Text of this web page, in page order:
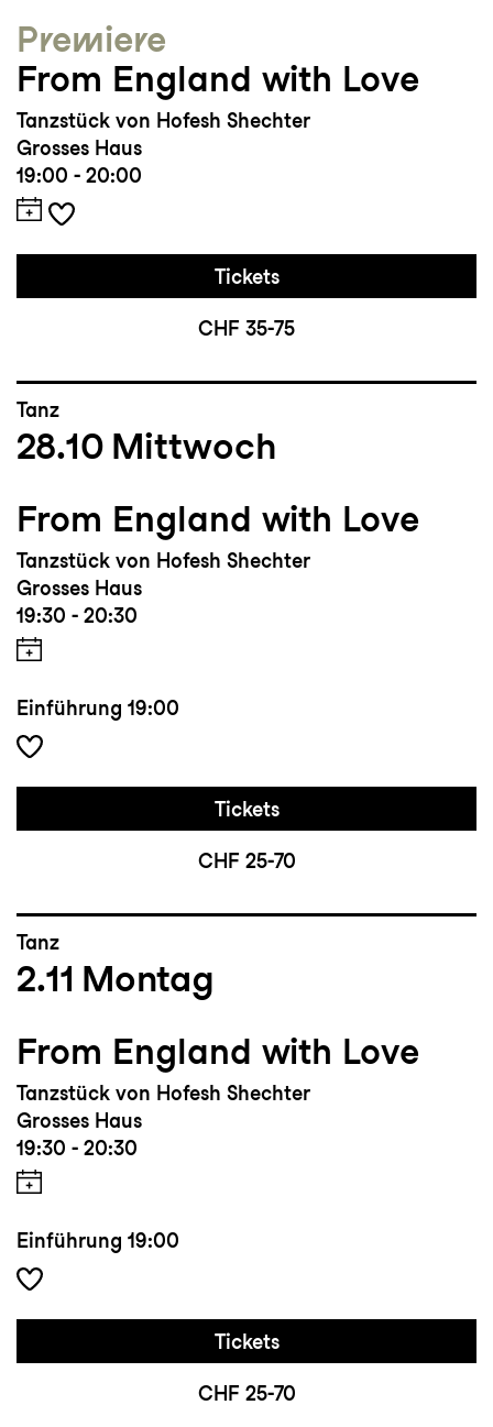
Mother von Hofesh Shechter, Flight Pattern
von Crystal Pite, Fractus V von Sidi Larbi
Studium/Ausbildung: London
Contemporary Dance School (BA), School
of the Arts Singapore
Premiere
From England with Love
Tanzstück von Hofesh Shechter
Grosses Haus
19:00 - 20:00
Tickets
CHF 35-75
Tanz
28.10 Mittwoch
From England with Love
Tanzstück von Hofesh Shechter
Grosses Haus
19:30 - 20:30
Einführung 19:00
Tickets
CHF 25-70
Tanz
2.11 Montag
From England with Love
Tanzstück von Hofesh Shechter
Grosses Haus
19:30 - 20:30
Einführung 19:00
Tickets
CHF 25-70